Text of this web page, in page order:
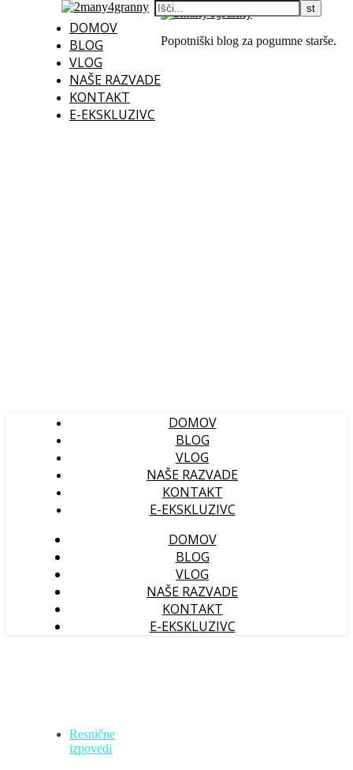
DOMOV
BLOG
VLOG
NAŠE RAZVADE
KONTAKT
E-EKSKLUZIVC
Popotniški blog za pogumne starše.
DOMOV
BLOG
VLOG
NAŠE RAZVADE
KONTAKT
E-EKSKLUZIVC
DOMOV
BLOG
VLOG
NAŠE RAZVADE
KONTAKT
E-EKSKLUZIVC
Resnične
izpovedi